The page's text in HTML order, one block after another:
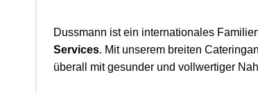
Dussmann ist ein internationales
Services. Mit unserem breiten
überall mit gesunder und vollwertiger